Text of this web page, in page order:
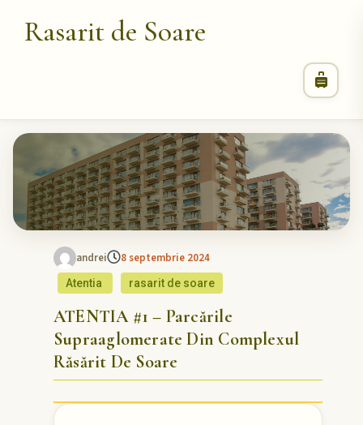
Rasarit de Soare
andrei 8 septembrie 2024
Atentia rasarit de soare
ATENTIA #1 – Parcările
Supraaglomerate Din Complexul
Răsărit De Soare